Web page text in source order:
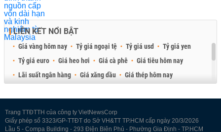
LIÊN KẾT NỔI BẬT
Giá vàng hôm nay Tỷ giá ngoại tệ Tỷ giá usd
Tỷ giá yen
Tỷ giá euro
Giá heo hơi Giá cà phê
Giá tiêu hôm nay
Lãi suất ngân hàng
Giá xăng dầu
Giá thép hôm nay
Trang TTĐTTH của công ty VietNewsCorp
Giấy phép số 3323/GP-TTĐT do Sở VH&TT TP.HCM cấp ngày 20/3/2026
Lầu 5 - Compa Building - 293 Điện Biên Phủ - Phường Gia Định - TP.HCM